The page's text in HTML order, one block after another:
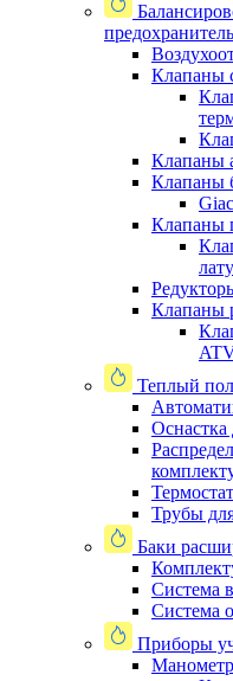
Клапаны
Клапаны
Клапаны
Клапаны
Клапаны
Теплый пол
Оснастка
Трубы
Баки
Система
Система
Приборы